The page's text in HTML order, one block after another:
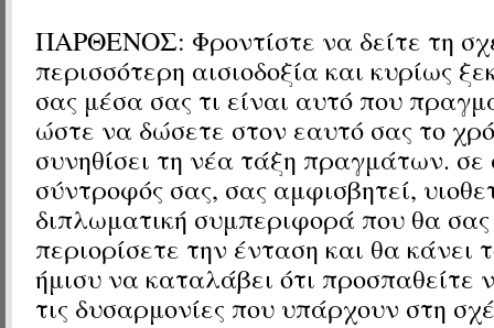
ΠΑΡΘΕΝΟΣ: Φροντίστε να δείτε τη
περισσότερη αισιοδοξία και κυρίως
σας μέσα σας τι είναι αυτό που
ώστε να δώσετε στον εαυτό σας το
συνηθίσει τη νέα τάξη πραγμάτων. σε
σύντροφός σας, σας αμφισβητεί,
διπλωματική συμπεριφορά που θα σας
περιορίσετε την ένταση και θα κάνει
ήμισυ να καταλάβει ότι προσπαθείτε
τις δυσαρμονίες που υπάρχουν στη